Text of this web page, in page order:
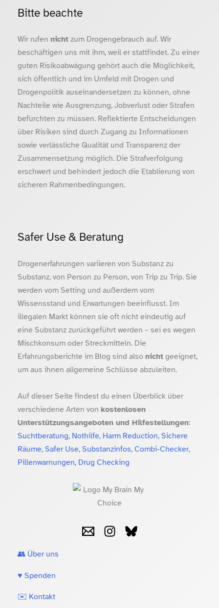
Bitte beachte
Wir rufen nichtzum Drogengebrauch auf. Wir
beschäftigen uns mit ihm, weil er stattfindet. Zu einer
guten Risikoabwägung gehört auch die Möglichkeit,
sich öffentlich und im Umfeld mit Drogen und
Drogenpolitik auseinandersetzen zu können, ohne
Nachteile wie Ausgrenzung, Jobverlust oder Strafen
befürchten zu müssen. Reflektierte Entscheidungen
über Risiken sind durch Zugang zu Informationen
sowie verlässliche Qualität und Transparenz der
Zusammensetzung möglich. Die Strafverfolgung
erschwert und behindert jedoch die Etablierung von
sicheren Rahmenbedingungen.
Safer Use & Beratung
Drogenerfahrungen variieren von Substanz zu
Substanz, von Person zu Person, von Trip zu Trip. Sie
werden vom Setting und außerdem vom
Wissensstand und Erwartungen beeinflusst. Im
illegalen Markt können sie oft nicht eindeutig auf
eine Substanz zurückgeführt werden – sei es wegen
Mischkonsum oder Streckmitteln. Die
Erfahrungsberichte im Blog sind also nichtgeeignet,
um aus ihnen allgemeine Schlüsse abzuleiten.
Auf dieser Seite findest du einen Überblick über
verschiedene Arten von kostenlosen
Unterstützungsangeboten und Hilfestellungen:
Suchtberatung, Nothilfe, Harm Reduction, Sichere
Räume, Safer Use, Substanzinfos, Combi-Checker,
Pillenwarnungen, Drug Checking
👥 Über uns
♥️ Spenden
✉️ Kontakt